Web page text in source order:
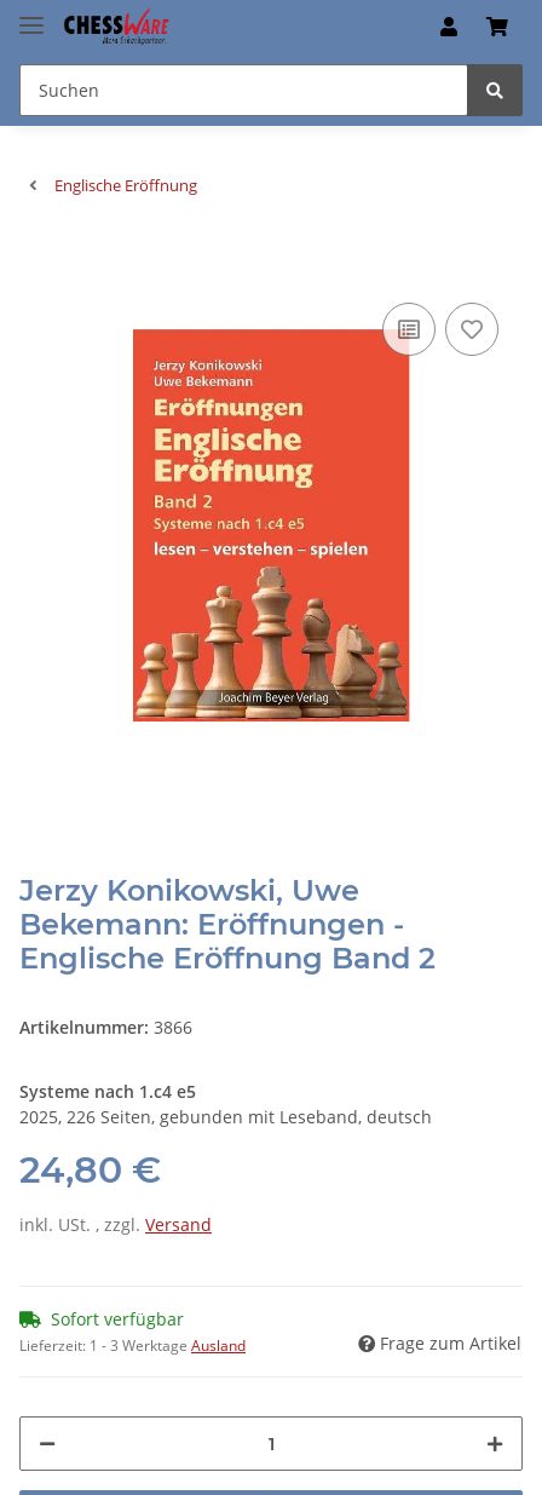
Englische Eröffnung
Jerzy Konikowski, Uwe
Bekemann: Eröffnungen -
Englische Eröffnung Band 2
Artikelnummer: 3866
Systeme nach 1.c4 e5
2025, 226 Seiten, gebunden mit Leseband, deutsch
24,80 €
inkl. USt. , zzgl. Versand
Sofort verfügbar
Lieferzeit: 1 - 3 Werktage Ausland Frage zum Artikel